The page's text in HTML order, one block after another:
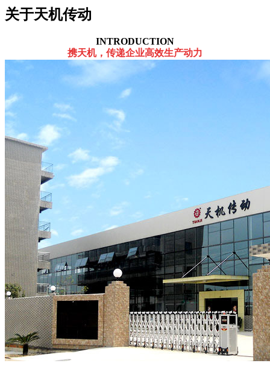
关于天机传动
INTRODUCTION
携天机，传递企业高效生产动力